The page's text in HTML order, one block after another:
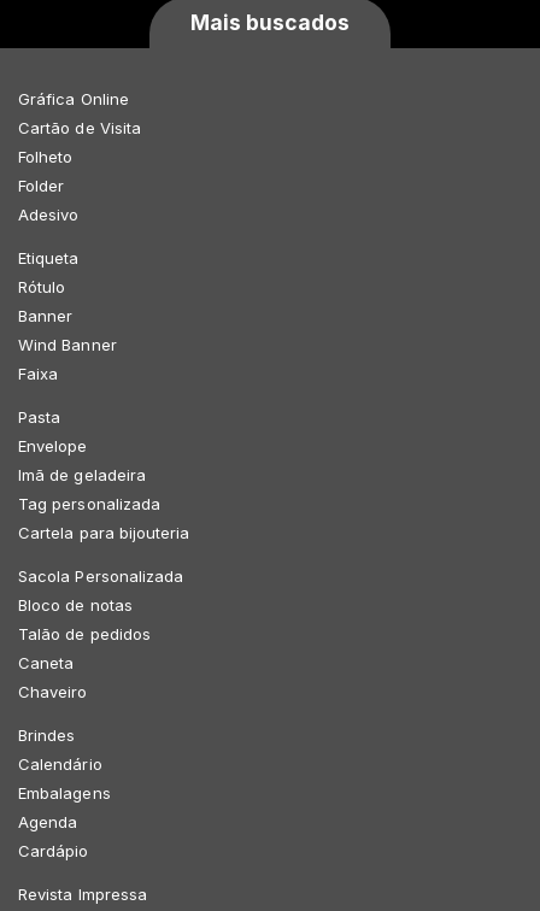
Mais buscados
Gráfica Online
Cartão de Visita
Folheto
Folder
Adesivo
Etiqueta
Rótulo
Banner
Wind Banner
Faixa
Pasta
Envelope
Imã de geladeira
Tag personalizada
Cartela para bijouteria
Sacola Personalizada
Bloco de notas
Talão de pedidos
Caneta
Chaveiro
Brindes
Calendário
Embalagens
Agenda
Cardápio
Revista Impressa